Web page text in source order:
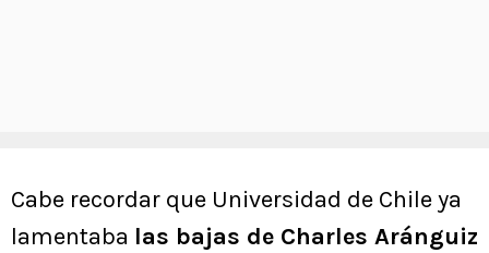
Cabe recordar que Universidad de Chile ya
lamentaba las bajas de Charles Aránguiz